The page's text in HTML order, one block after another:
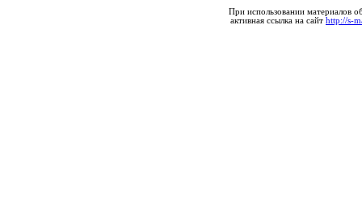
При использовании материалов
активная ссылка на сайт http://s-